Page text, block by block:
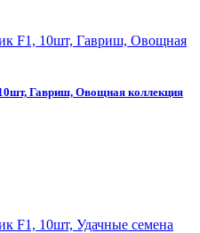
Гавриш, Овощная коллекция